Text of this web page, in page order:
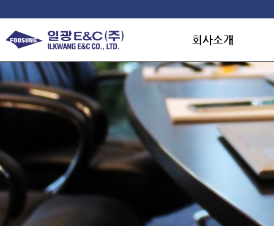
회사소개
회사소개
연혁
조직도
대표인사말
오시는길